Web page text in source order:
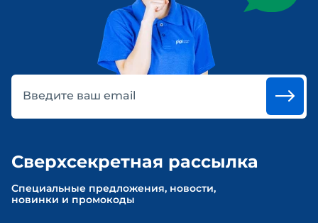
Введите ваш email
Сверхсекретная рассылка
Cпециальные предложения, новости,
новинки и промокоды